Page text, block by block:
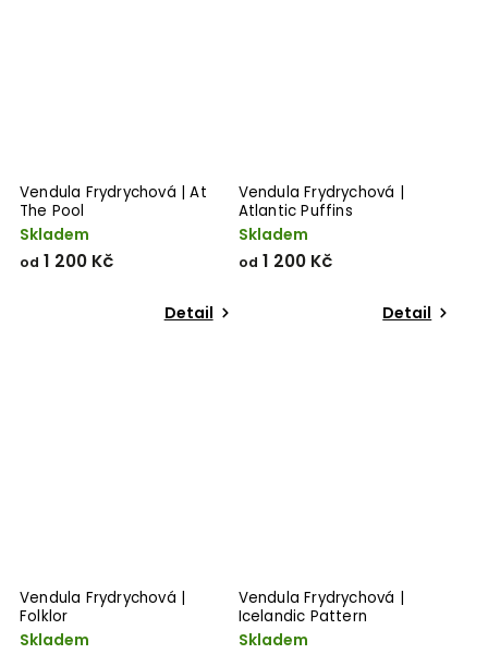
Vendula Frydrychová | At
The Pool
Skladem
od 1 200 Kč
Detail
Vendula Frydrychová |
Atlantic Puffins
Skladem
od 1 200 Kč
Detail
Vendula Frydrychová |
Folklor
Skladem
Vendula Frydrychová |
Icelandic Pattern
Skladem